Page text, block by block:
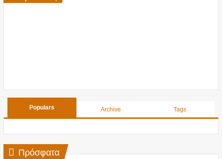
Populars Archive Tags
Πρόσφατα